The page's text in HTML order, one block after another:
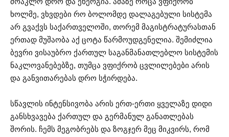
ხოლმე, ვხვდები რო ბოლომდე დალაგებული სისტემა
არ გვაქვს საქართველოში, თორემ მაგისტრატურასთან
ერთად მუშაობა აქ ცოტა წარმოუდგენელია. შემიძლია
ბევრი ვისაუბრო ქართულ საგანმანათლებლო სისტემის
ნაკლოვანებებზე, თუმცა ვფიქრობ ცვლილებები არის
და განვითარებას დრო სჭირდება.
სწავლის ინტენსივობა არის ერთ-ერთი ყველაზე დიდი
განსხვავება ქართულ და გერმანულ განათლებას
შორის. ჩემს მეგობრებს და ზოგჯერ მეც მიკვირს, რომ